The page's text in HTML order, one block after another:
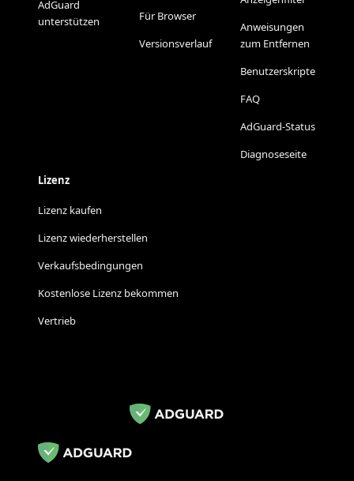
AdGuard
unterstützen
Für Browser
Versionsverlauf
Anweisungen
zum Entfernen
Benutzerskripte
FAQ
AdGuard-Status
Diagnoseseite
Lizenz
Lizenz kaufen
Lizenz wiederherstellen
Verkaufsbedingungen
Kostenlose Lizenz bekommen
Vertrieb